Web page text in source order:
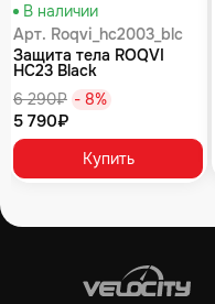
В наличии
Арт. Roqvi_hc2003_blc
Защита тела ROQVI
HC23 Black
6 290₽ - 8%
5 790₽
Купить